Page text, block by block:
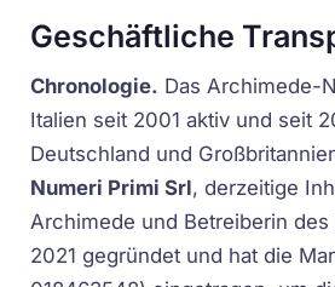
Geschäftliche
Chronologie. Das Archimede-
Italien seit 2001 aktiv und seit
Deutschland und
Numeri Primi Srl, derzeitige
Archimede und Betreiberin
2021 gegründet und hat die